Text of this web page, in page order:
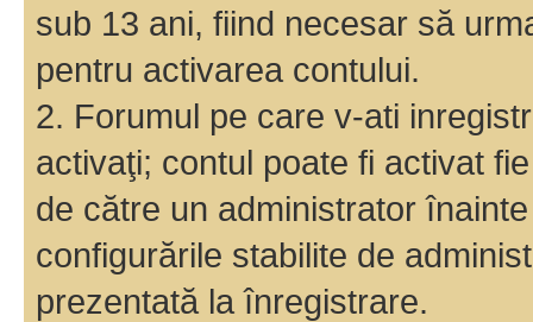
sub 13 ani, fiind necesar să
pentru activarea contului.
2. Forumul pe care v-ati
activaţi; contul poate fi activat
de către un administrator
configurările stabilite de
prezentată la înregistrare.